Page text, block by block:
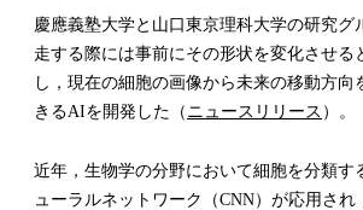
慶應義塾大学と山口東京理科大学の研究グ
走する際には事前にその形状を変化させる
し，現在の細胞の画像から未来の移動方向
きるAIを開発した（ ニュースリリース ）。
近年，生物学の分野において細胞を分類す
ューラルネットワーク（CNN）が応用され